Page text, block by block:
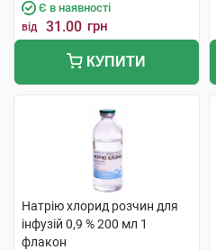
Є в наявності
від 31.00 грн
КУПИТИ
Натрію хлорид розчин для
інфузій 0,9 % 200 мл 1
флакон